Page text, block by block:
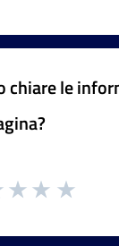
chiare le